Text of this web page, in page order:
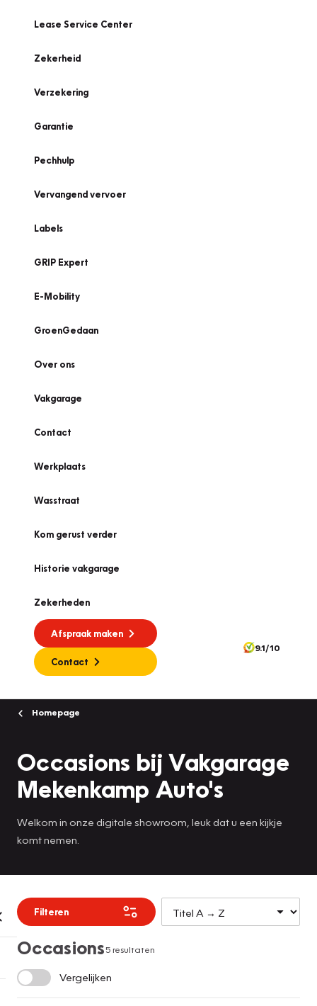
Lease Service Center
Zekerheid
Verzekering
Garantie
Pechhulp
Vervangend vervoer
Labels
GRIP Expert
E-Mobility
GroenGedaan
Over ons
Vakgarage
Contact
Werkplaats
Wasstraat
Kom gerust verder
Historie vakgarage
Zekerheden
Afspraak maken
Contact
9.1/10
Homepage
Occasions bij Vakgarage
Mekenkamp Auto's
Welkom in onze digitale showroom, leuk dat u een kijkje
komt nemen.
Filteren
Occasions5 resultaten
Vergelijken